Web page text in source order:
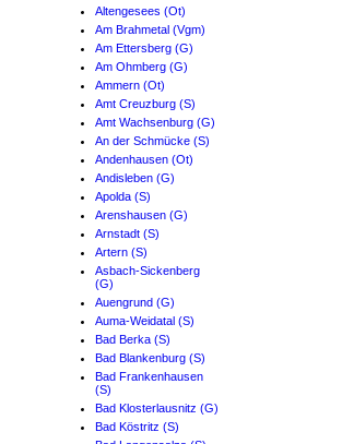
Altengesees (Ot)
Am Brahmetal (Vgm)
Am Ettersberg (G)
Am Ohmberg (G)
Ammern (Ot)
Amt Creuzburg (S)
Amt Wachsenburg (G)
An der Schmücke (S)
Andenhausen (Ot)
Andisleben (G)
Apolda (S)
Arenshausen (G)
Arnstadt (S)
Artern (S)
Asbach-Sickenberg
(G)
Auengrund (G)
Auma-Weidatal (S)
Bad Berka (S)
Bad Blankenburg (S)
Bad Frankenhausen
(S)
Bad Klosterlausnitz (G)
Bad Köstritz (S)